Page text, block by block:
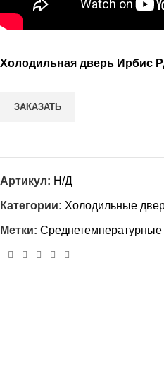
Холодильная дверь Ирбис
ЗАКАЗАТЬ
Артикул: Н/Д
Категории: Холодильные
Метки: Среднетемпературные